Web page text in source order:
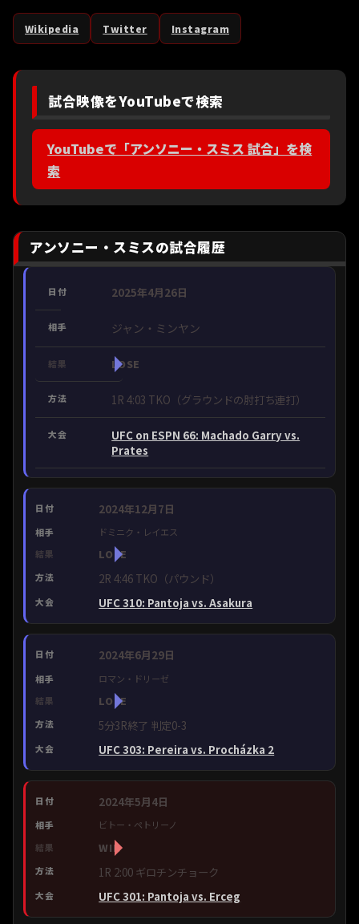
Wikipedia Twitter Instagram
試合映像をYouTubeで検索
YouTubeで「アンソニー・スミス 試合」を検
索
アンソニー・スミスの試合履歴
2025年4月26日
ジャン・ミンヤン
LOSE
1R 4:03 TKO（グラウンドの肘打ち連打）
UFC on ESPN 66: Machado Garry vs.
Prates
2024年12月7日
ドミニク・レイエス
LOSE
2R 4:46 TKO（パウンド）
UFC 310: Pantoja vs. Asakura
2024年6月29日
ロマン・ドリーゼ
LOSE
5分3R終了 判定0-3
UFC 303: Pereira vs. Procházka 2
2024年5月4日
ビトー・ペトリーノ
WIN
1R 2:00 ギロチンチョーク
UFC 301: Pantoja vs. Erceg